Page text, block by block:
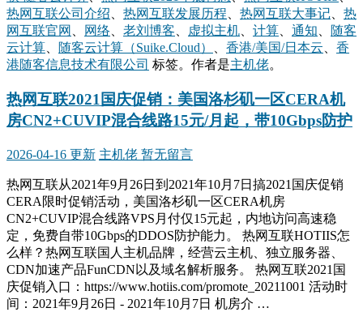
热网互联公司介绍
热网互联发展历程 热网互联大事记
热
网互联官网
网络 老刘博客 虚拟主机 计算 通知
随客
云计算
随客云计算（Suike.Cloud） 香港/美国/日本云
香
港随客信息技术有限公司 标签。 作者是主机佬。
热网互联2021国庆促销：美国洛杉矶一区CERA机
房CN2+CUVIP混合线路15元/月起，带10Gbps防护
2026-04-16 更新 主机佬 暂无留言
热网互联从2021年9月26日到2021年10月7日搞2021国庆促销
CERA限时促销活动，美国洛杉矶一区CERA机房
CN2+CUVIP混合线路VPS月付仅15元起，内地访问高速稳
定，免费自带10Gbps的DDOS防护能力。 热网互联HOTIIS怎
么样？热网互联国人主机品牌，经营云主机、独立服务器、
CDN加速产品FunCDN以及域名解析服务。 热网互联2021国
庆促销入口：https://www.hotiis.com/promote_20211001 活动时
间：2021年9月26日 - 2021年10月7日 机房介 …